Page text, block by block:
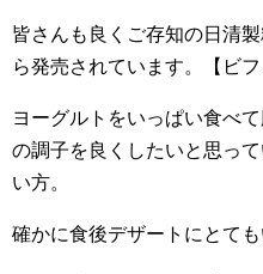
皆さんも良くご存知の日清
ら発売されています。【ビフ
ヨーグルトをいっぱい食べ
の調子を良くしたいと思っ
い方。
確かに食後デザートにとても